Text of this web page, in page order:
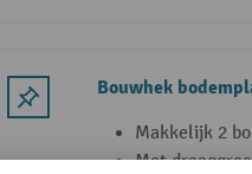
Bouwhek
Makkelijk 2
Met